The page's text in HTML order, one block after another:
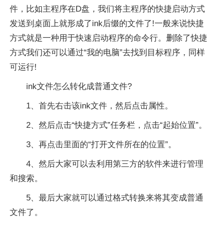
件，比如主程序在D盘，我们将主程序的快捷启动方式
发送到桌面上就形成了ink后缀的文件了!一般来说快捷
方式就是一种用于快速启动程序的命令行。删除了快捷
方式我们还可以通过“我的电脑”去找到目标程序，同样
可运行!
ink文件怎么转化成普通文件?
1、首先右击该ink文件，然后点击属性。
2、然后点击“快捷方式”任务栏，点击“起始位置”。
3、再点击里面的“打开文件所在的位置”。
4、然后大家可以去利用第三方的软件来进行管理
和搜索。
5、最后大家就可以通过格式转换来将其变成普通
文件了。